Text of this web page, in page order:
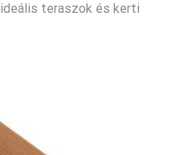
ideális teraszok és kerti